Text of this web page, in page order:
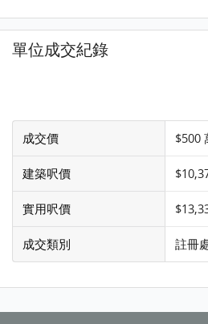
單位成交紀錄
成交價 $500
建築呎價
實用呎價
成交類別 註冊